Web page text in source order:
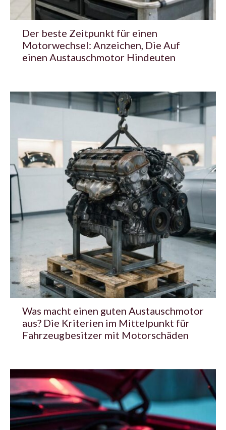
Der beste Zeitpunkt für einen
Motorwechsel: Anzeichen, Die Auf
einen Austauschmotor Hindeuten
Was macht einen guten Austauschmotor
aus? Die Kriterien im Mittelpunkt für
Fahrzeugbesitzer mit Motorschäden